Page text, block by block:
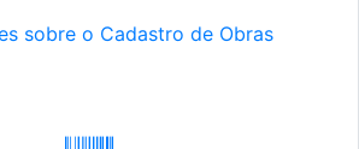
sobre o Cadastro de Obras